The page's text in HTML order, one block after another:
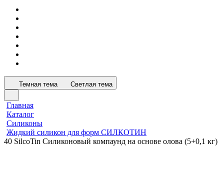
Темная тема Светлая тема
Главная
Каталог
Силиконы
Жидкий силикон для форм СИЛКОТИН
40 SilcoTin Силиконовый компаунд на основе олова (5+0,1 кг)